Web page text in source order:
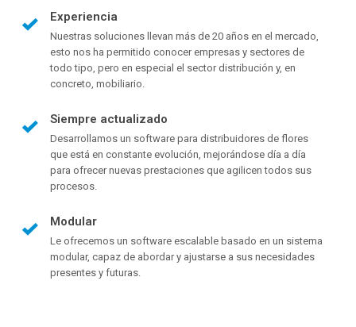
Experiencia
Nuestras soluciones llevan más de 20 años en el mercado,
esto nos ha permitido conocer empresas y sectores de
todo tipo, pero en especial el sector distribución y, en
concreto, mobiliario.
Siempre actualizado
Desarrollamos un software para distribuidores de flores
que está en constante evolución, mejorándose día a día
para ofrecer nuevas prestaciones que agilicen todos sus
procesos.
Modular
Le ofrecemos un software escalable basado en un sistema
modular, capaz de abordar y ajustarse a sus necesidades
presentes y futuras.